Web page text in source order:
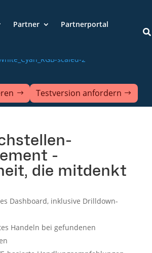
Partner
Partnerportal

Testversion anfordern
-
die mitdenkt
Dashboard, inklusive Drilldown-
Handeln bei gefundenen